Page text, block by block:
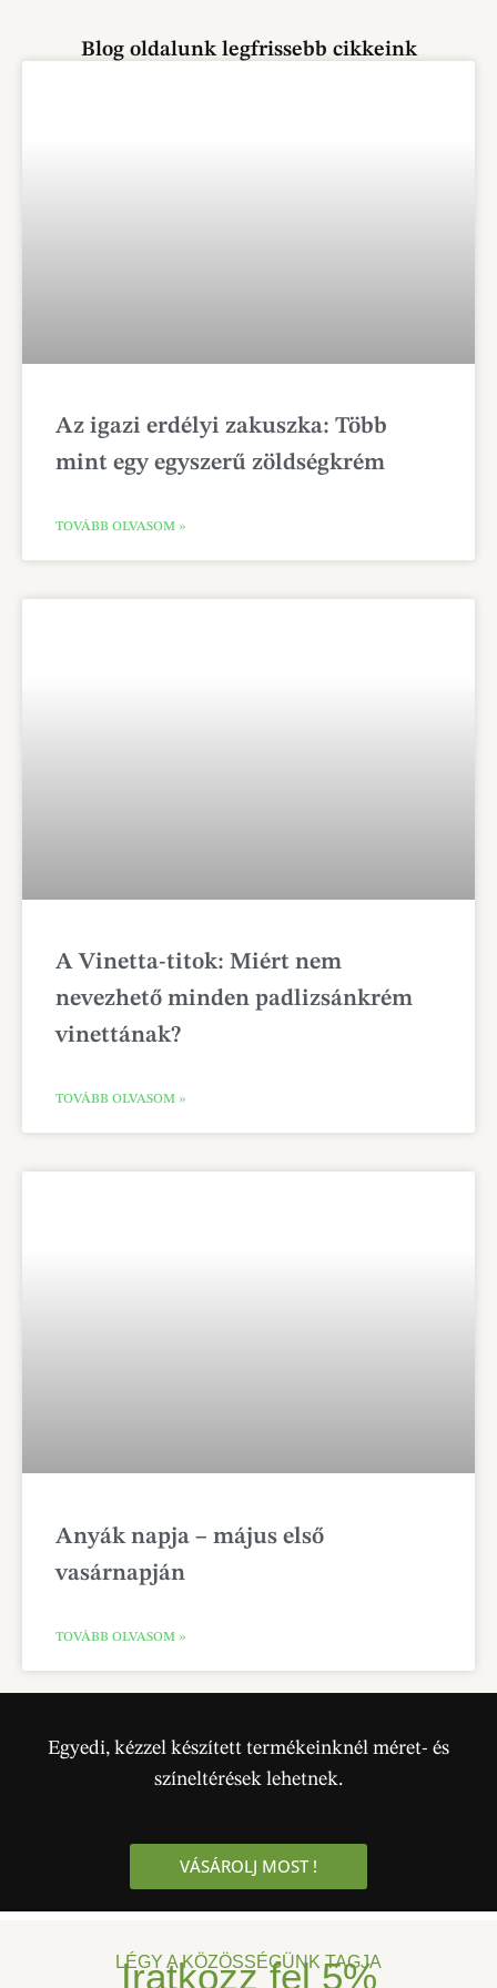
Blog oldalunk legfrissebb cikkeink
Az igazi erdélyi zakuszka: Több
mint egy egyszerű zöldségkrém
TOVÁBB OLVASOM »
A Vinetta-titok: Miért nem
nevezhető minden padlizsánkrém
vinettának?
TOVÁBB OLVASOM »
Anyák napja – május első
vasárnapján
TOVÁBB OLVASOM »
Egyedi, kézzel készített termékeinknél méret- és
színeltérések lehetnek.
VÁSÁROLJ MOST !
LÉGY A KÖZÖSSÉGÜNK TAGJA
Iratkozz fel5%